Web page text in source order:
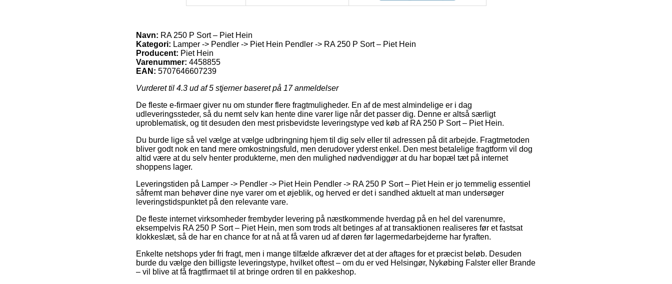
Navn: RA 250 P Sort – Piet Hein
Kategori: Lamper -> Pendler -> Piet Hein Pendler -> RA 250 P Sort – Piet Hein
Producent: Piet Hein
Varenummer: 4458855
EAN: 5707646607239
Vurderet til 4.3 ud af 5 stjerner baseret på 17anmeldelser
De fleste e-firmaer giver nu om stunder flere fragtmuligheder. En af de mest almindelige er i dag
udleveringssteder, så du nemt selv kan hente dine varer lige når det passer dig. Denne er altså særligt
uproblematisk, og tit desuden den mest prisbevidste leveringstype ved køb af RA 250 P Sort – Piet Hein.
Du burde lige så vel vælge at vælge udbringning hjem til dig selv eller til adressen på dit arbejde. Fragtmetoden
bliver godt nok en tand mere omkostningsfuld, men derudover yderst enkel. Den mest betalelige fragtform vil dog
altid være at du selv henter produkterne, men den mulighed nødvendiggør at du har bopæl tæt på internet
shoppens lager.
Leveringstiden på Lamper -> Pendler -> Piet Hein Pendler -> RA 250 P Sort – Piet Hein er jo temmelig essentiel
såfremt man behøver dine nye varer om et øjeblik, og herved er det i sandhed aktuelt at man undersøger
leveringstidspunktet på den relevante vare.
De fleste internet virksomheder frembyder levering på næstkommende hverdag på en hel del varenumre,
eksempelvis RA 250 P Sort – Piet Hein, men som trods alt betinges af at transaktionen realiseres før et fastsat
klokkeslæt, så de har en chance for at nå at få varen ud af døren før lagermedarbejderne har fyraften.
Enkelte netshops yder fri fragt, men i mange tilfælde afkræver det at der aftages for et præcist beløb. Desuden
burde du vælge den billigste leveringstype, hvilket oftest – om du er ved Helsingør, Nykøbing Falster eller Brande
– vil blive at få fragtfirmaet til at bringe ordren til en pakkeshop.